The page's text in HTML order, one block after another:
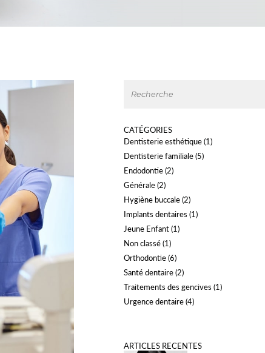
CATÉGORIES
Dentisterie esthétique (1)
Dentisterie familiale (5)
Endodontie (2)
Générale (2)
Hygiène buccale (2)
Implants dentaires (1)
Jeune Enfant (1)
Non classé (1)
Orthodontie (6)
Santé dentaire (2)
Traitements des gencives (1)
Urgence dentaire (4)
ARTICLES RECENTES